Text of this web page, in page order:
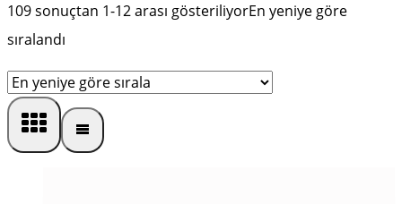
109 sonuçtan 1-12 arası gösteriliyorEn yeniye göre
sıralandı